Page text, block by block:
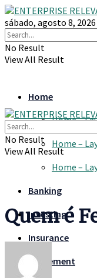
sábado, agosto 8, 2026
No Result
View All Result
Home
Home –
Home –
Home –
Banking
Investing
Insurance
Retirement
No Result
View All Result
Quem é